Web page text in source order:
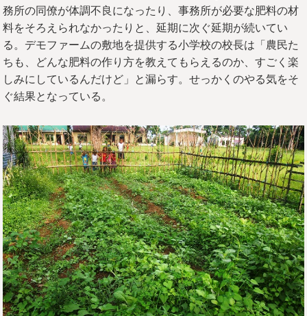
務所の同僚が体調不良になったり、事務所が必要な肥料の材
料をそろえられなかったりと、延期に次ぐ延期が続いてい
る。デモファームの敷地を提供する小学校の校長は「農民た
ちも、どんな肥料の作り方を教えてもらえるのか、すごく楽
しみにしているんだけど」と漏らす。せっかくのやる気をそ
ぐ結果となっている。